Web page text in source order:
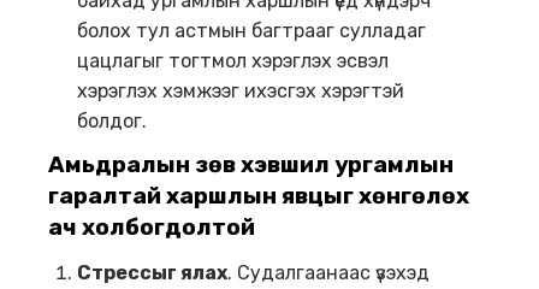
болох тул астмын багтрааг сулладаг
цацлагыг тогтмол хэрэглэх эсвэл
хэрэглэх хэмжээг ихэсгэх хэрэгтэй
болдог.
Амьдралын зөв хэвшил ургамлын
гаралтай харшлын явцыг хөнгөлөх
ач холбогдолтой
Стрессыг ялах. Судалгаанаас үзэхэд